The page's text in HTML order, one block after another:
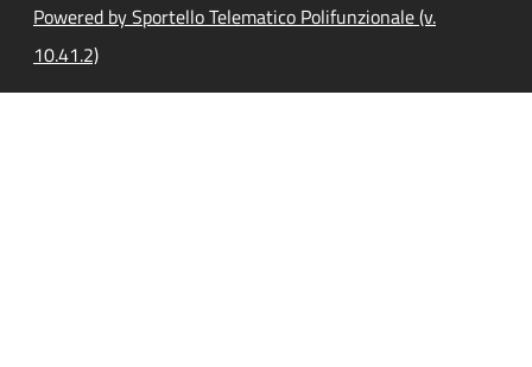
Powered by Sportello Telematico Polifunzionale (v.
10.41.2)